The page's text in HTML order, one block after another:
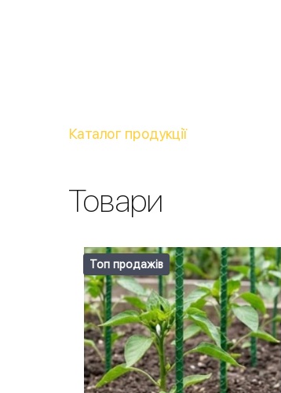
Каталог продукції
Товари
Топ продажів